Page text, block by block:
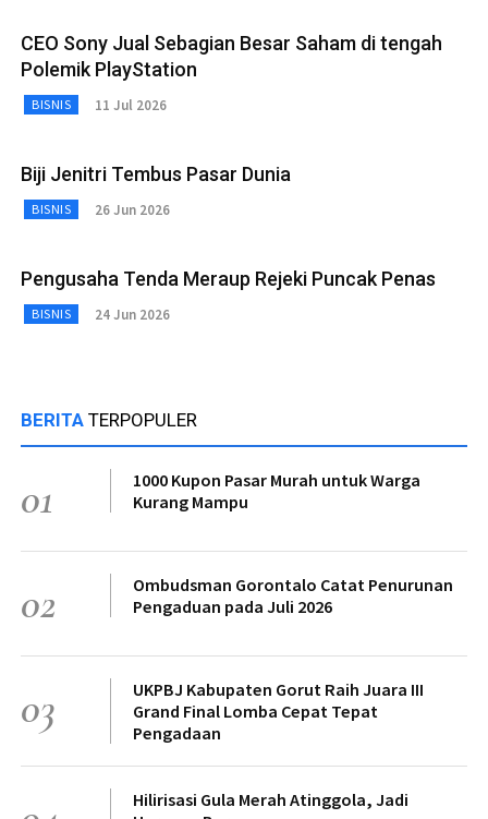
CEO Sony Jual Sebagian Besar Saham di tengah
Polemik PlayStation
BISNIS 11 Jul 2026
Biji Jenitri Tembus Pasar Dunia
BISNIS 26 Jun 2026
Pengusaha Tenda Meraup Rejeki Puncak Penas
BISNIS 24 Jun 2026
BERITA TERPOPULER
01
1000 Kupon Pasar Murah untuk Warga
Kurang Mampu
02
Ombudsman Gorontalo Catat Penurunan
Pengaduan pada Juli 2026
03
UKPBJ Kabupaten Gorut Raih Juara III
Grand Final Lomba Cepat Tepat
Pengadaan
Hilirisasi Gula Merah Atinggola, Jadi